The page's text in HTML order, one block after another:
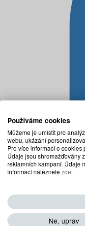
Používáme cookies
Můžeme je umístit pro
webu, ukázání
Pro více informací o
Údaje jsou shromažďovány
reklamních kampaní. Údaje
informací naleznetezde.
Ne, uprav